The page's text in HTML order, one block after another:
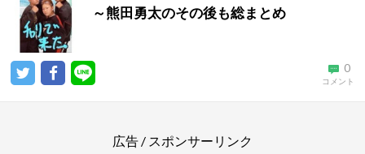
～熊田勇太のその後も総まとめ
0
コメント
広告 / スポンサーリンク